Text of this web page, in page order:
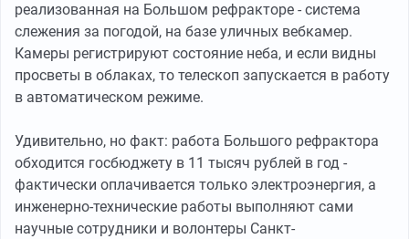
реализованная на Большом рефракторе - система
слежения за погодой, на базе уличных вебкамер.
Камеры регистрируют состояние неба, и если видны
просветы в облаках, то телескоп запускается в работу
в автоматическом режиме.
Удивительно, но факт: работа Большого рефрактора
обходится госбюджету в 11 тысяч рублей в год -
фактически оплачивается только электроэнергия, а
инженерно-технические работы выполняют сами
научные сотрудники и волонтеры Санкт-